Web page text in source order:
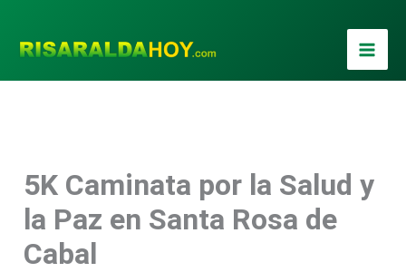
contenido
????????????????????????????????????
5K Caminata por la Salud y
la Paz en Santa Rosa de
Cabal